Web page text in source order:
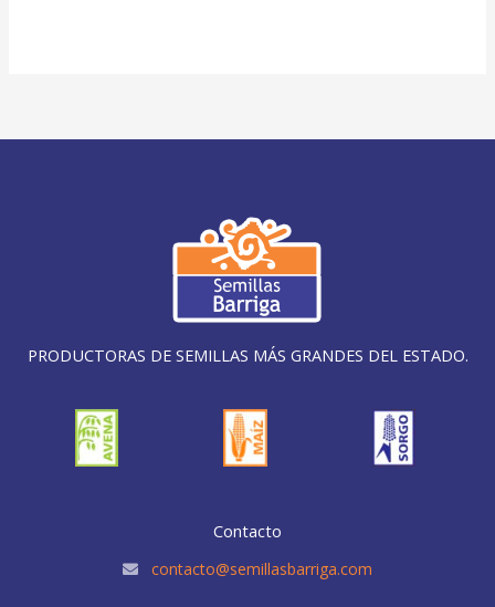
PRODUCTORAS DE SEMILLAS MÁS GRANDES DEL ESTADO.
Contacto
contacto@semillasbarriga.com